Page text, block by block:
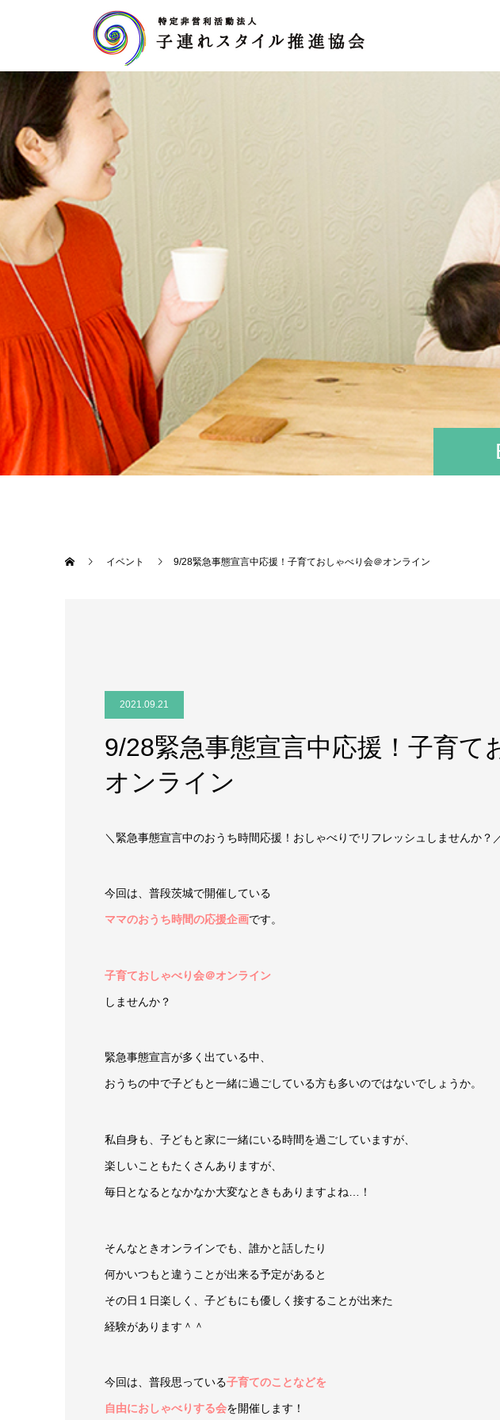
イベント 9/28緊急事態宣言中応援！子育ておしゃべり会＠オンライン
2021.09.21
9/28緊急事態宣言中応援！子育て
オンライン
＼緊急事態宣言中のおうち時間応援！おしゃべりでリフレッシュしませんか？
今回は、普段茨城で開催している
ママのおうち時間の応援企画です。
子育ておしゃべり会＠オンライン
しませんか？
緊急事態宣言が多く出ている中、
おうちの中で子どもと一緒に過ごしている方も多いのではないでしょうか。
私自身も、子どもと家に一緒にいる時間を過ごしていますが、
楽しいこともたくさんありますが、
毎日となるとなかなか大変なときもありますよね…！
そんなときオンラインでも、誰かと話したり
何かいつもと違うことが出来る予定があると
その日１日楽しく、子どもにも優しく接することが出来た
経験があります＾＾
今回は、普段思っている子育てのことなどを
自由におしゃべりする会を開催します！